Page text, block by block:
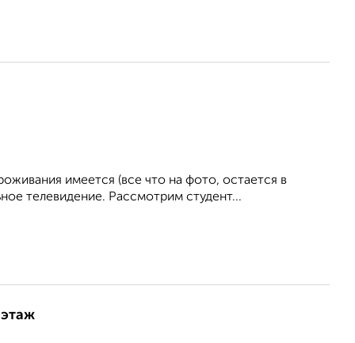
имеется (все что на фото, остается в
телевидение. Рассмотрим студент...